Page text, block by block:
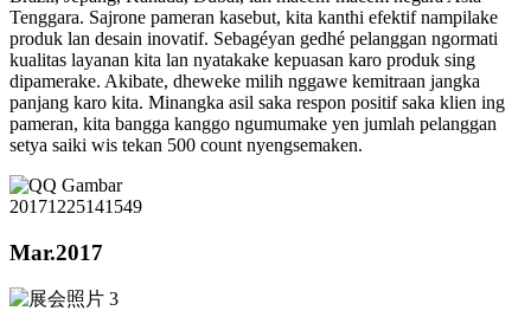
Tenggara. Sajrone pameran kasebut, kita kanthi efektif nampilake
produk lan desain inovatif. Sebagéyan gedhé pelanggan ngormati
kualitas layanan kita lan nyatakake kepuasan karo produk sing
dipamerake. Akibate, dheweke milih nggawe kemitraan jangka
panjang karo kita. Minangka asil saka respon positif saka klien ing
pameran, kita bangga kanggo ngumumake yen jumlah pelanggan
setya saiki wis tekan 500 count nyengsemaken.
Mar.2017